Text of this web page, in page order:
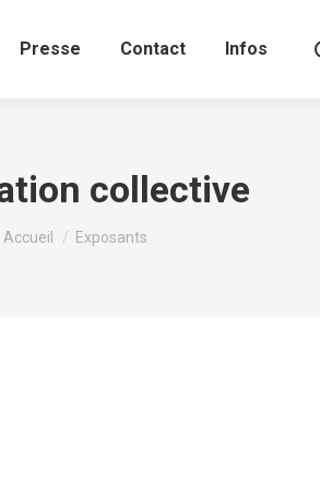
Presse Contact Infos
collective
Vous êtes ici :
Accueil Exposants